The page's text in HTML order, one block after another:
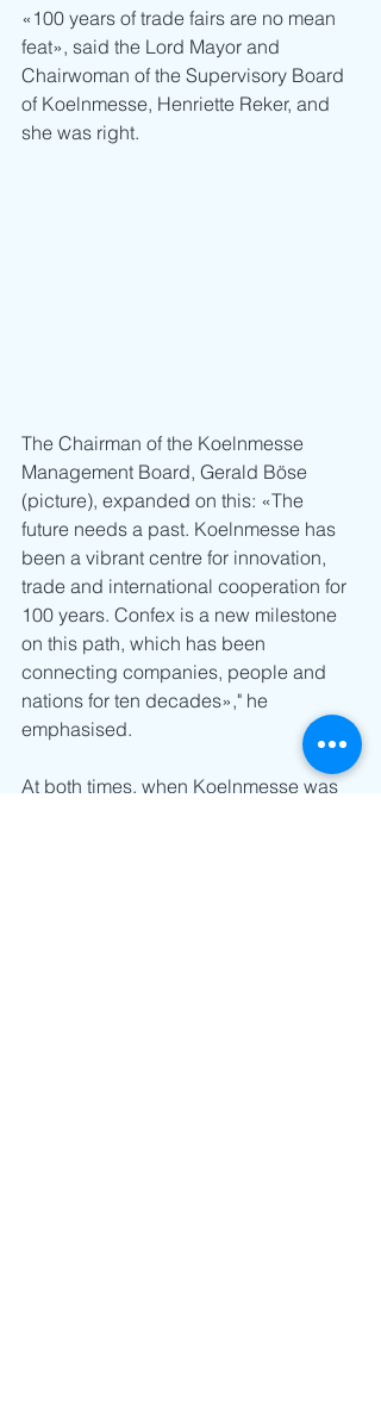
«100 years of trade fairs are no mean
feat», said the Lord Mayor and
Chairwoman of the Supervisory Board
of Koelnmesse, Henriette Reker, and
she was right.
The Chairman of the Koelnmesse
Management Board, Gerald Böse
(picture), expanded on this: «The
future needs a past. Koelnmesse has
been a vibrant centre for innovation,
trade and international cooperation for
100 years. Confex is a new milestone
on this path, which has been
connecting companies, people and
nations for ten decades»," he
emphasised.
At both times, when Koelnmesse was